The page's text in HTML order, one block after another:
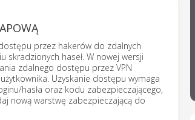
przez hakerów do zdalnych
skradzionych haseł. W nowej wersji
zdalnego dostępu przez VPN
Uzyskanie dostępu wymaga
hasła oraz kodu zabezpieczającego,
nową warstwę zabezpieczającą do